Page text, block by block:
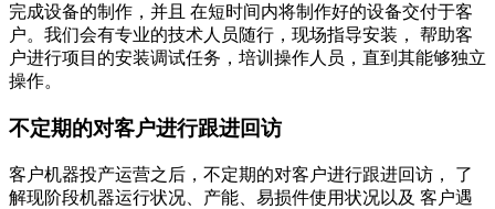
完成设备的制作，并且 在短时间内将制作好的设备交付于客
户。我们会有专业的技术人员随行，现场指导安装， 帮助客
户进行项目的安装调试任务，培训操作人员，直到其能够独立
操作。
不定期的对客户进行跟进回访
客户机器投产运营之后，不定期的对客户进行跟进回访， 了
解现阶段机器运行状况、产能、易损件使用状况以及 客户遇